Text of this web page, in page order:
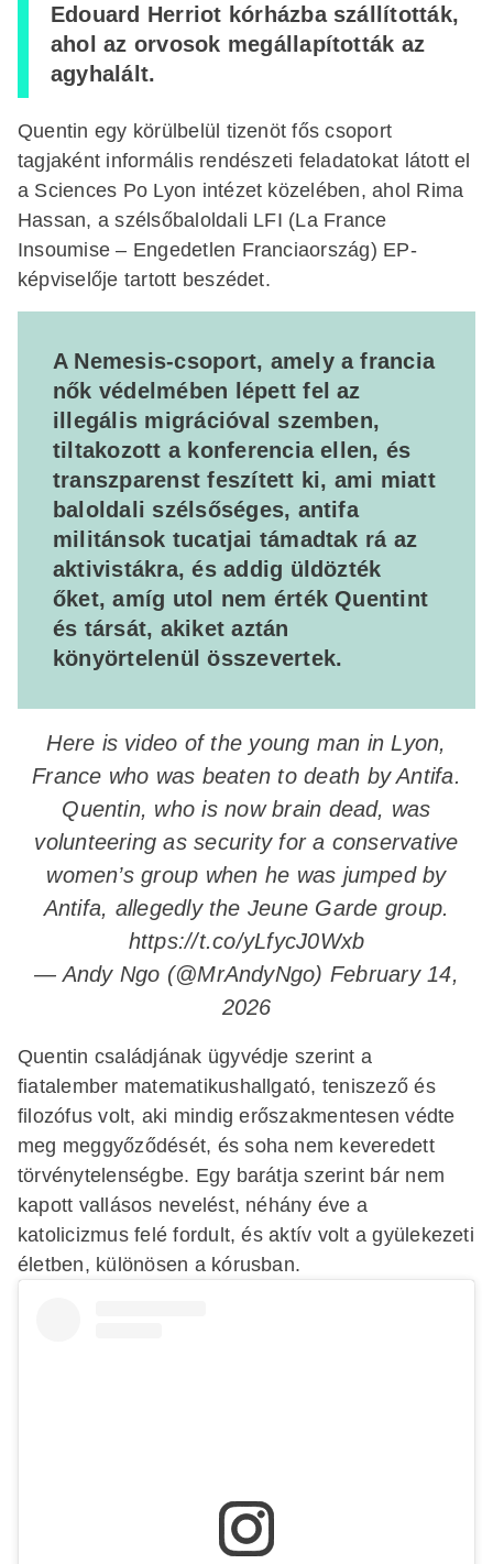
Edouard Herriot kórházba szállították,
ahol az orvosok megállapították az
agyhalált.
Quentin egy körülbelül tizenöt fős csoport
tagjaként informális rendészeti feladatokat látott el
a Sciences Po Lyon intézet közelében, ahol Rima
Hassan, a szélsőbaloldali LFI (La France
Insoumise – Engedetlen Franciaország) EP-
képviselője tartott beszédet.
A Nemesis-csoport, amely a francia
nők védelmében lépett fel az
illegális migrációval szemben,
tiltakozott a konferencia ellen, és
transzparenst feszített ki, ami miatt
baloldali szélsőséges, antifa
militánsok tucatjai támadtak rá az
aktivistákra, és addig üldözték
őket, amíg utol nem érték Quentint
és társát, akiket aztán
könyörtelenül összevertek.
Here is video of the young man in Lyon,
France who was beaten to death by Antifa.
Quentin, who is now brain dead, was
volunteering as security for a conservative
women’s group when he was jumped by
Antifa, allegedly the Jeune Garde group.
https://t.co/yLfycJ0Wxb
— Andy Ngo (@MrAndyNgo) February 14,
2026
Quentin családjának ügyvédje szerint a
fiatalember matematikushallgató, teniszező és
filozófus volt, aki mindig erőszakmentesen védte
meg meggyőződését, és soha nem keveredett
törvénytelenségbe. Egy barátja szerint bár nem
kapott vallásos nevelést, néhány éve a
katolicizmus felé fordult, és aktív volt a gyülekezeti
életben, különösen a kórusban.